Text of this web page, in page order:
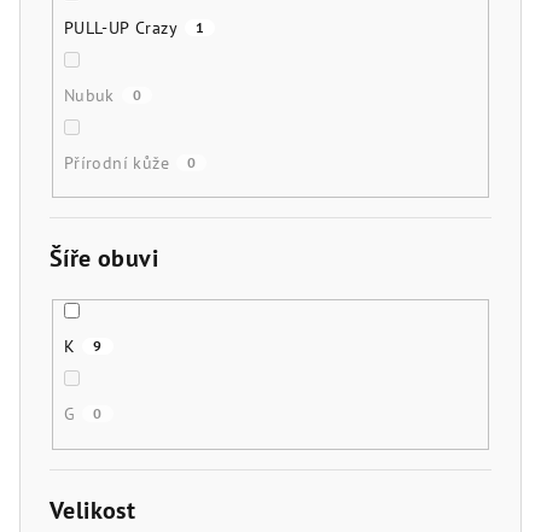
PULL-UP Crazy 1
Nubuk 0
Přírodní kůže 0
Šíře obuvi
K 9
G 0
Velikost